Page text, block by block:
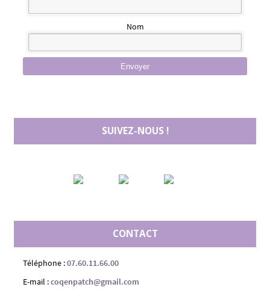
Nom
Envoyer
SUIVEZ-NOUS !
CONTACT
Téléphone :07.60.11.66.00
E-mail :coqenpatch@gmail.com